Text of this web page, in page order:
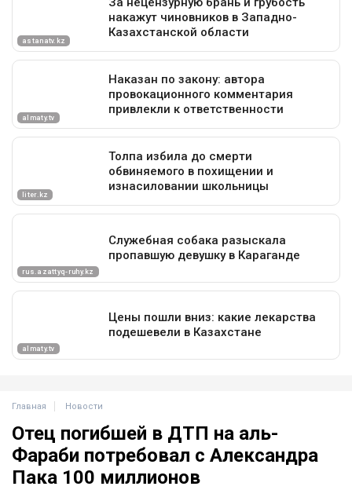
Главная Новости
Отец погибшей в ДТП на аль-
Фараби потребовал с Александра
Пака 100 миллионов